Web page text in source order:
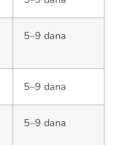
5–9 dana
5–9 dana
5–9 dana